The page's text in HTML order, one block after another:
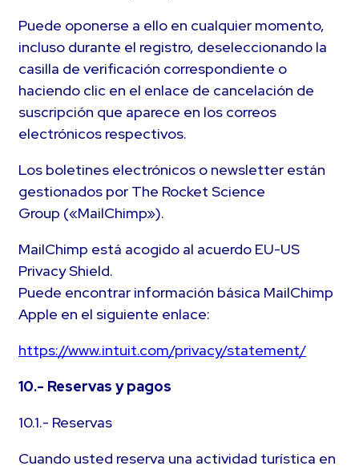
Puede oponerse a ello en cualquier momento,
incluso durante el registro, deseleccionando la
casilla de verificación correspondiente o
haciendo clic en el enlace de cancelación de
suscripción que aparece en los correos
electrónicos respectivos.
Los boletines electrónicos o newsletter están
gestionados por The Rocket Science
Group («MailChimp»).
MailChimp está acogido al acuerdo EU-US
Privacy Shield.
Puede encontrar información básica MailChimp
Apple en el siguiente enlace:
https://www.intuit.com/privacy/statement/
10.- Reservas y pagos
10.1.- Reservas
Cuando usted reserva una actividad turística en